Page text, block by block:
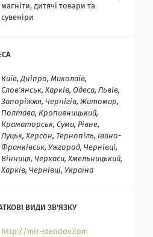
магніти, дитячі товари та
сувеніри
Київ, Дніпро, Миколаїв,
Слов'янськ, Харків, Одеса, Львів,
Запоріжжя, Чернігів, Житомир,
Полтава, Кропивницький,
Краматорськ, Суми, Рівне,
Луцьк, Херсон, Тернопіль, Івано-
Франківськ, Ужгород, Чернівці,
Вінниця, Черкаси, Хмельницький,
Харків, Чернівці, Україна
http://mir-stendov.com